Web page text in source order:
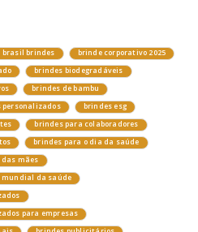
brasil brindes
brinde corporativo 2025
brindes biodegradáveis
brindes de bambu
personalizados
brindes esg
brindes para colaboradores
brindes para o dia da saúde
mães
mundial da saúde
para empresas